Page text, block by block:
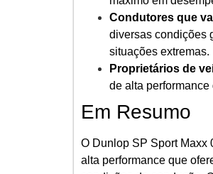
Condutores que
diversas condições
situações extremas.
Proprietários de
de alta
Em Resumo
O Dunlop SP Sport Maxx
alta performance que